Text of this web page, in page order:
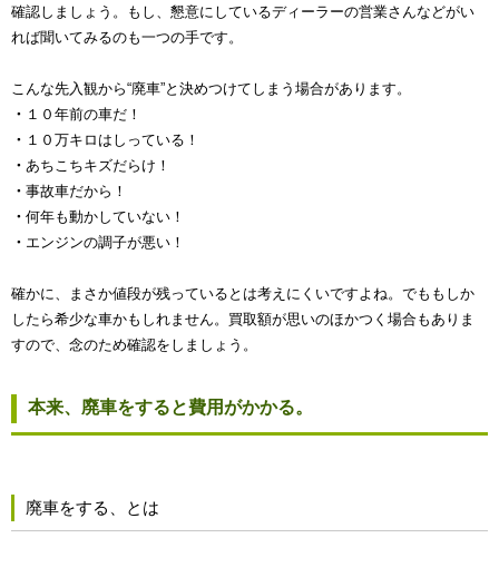
確認しましょう。もし、懇意にしているディーラーの営業さんなどがい
れば聞いてみるのも一つの手です。
こんな先入観から“廃車”と決めつけてしまう場合があります。
・ １０年前の車だ！
・ １０万キロはしっている！
・ あちこちキズだらけ！
・ 事故車だから！
・ 何年も動かしていない！
・ エンジンの調子が悪い！
確かに、まさか値段が残っているとは考えにくいですよね。でももしか
したら希少な車かもしれません。買取額が思いのほかつく場合もありま
すので、念のため確認をしましょう。
本来、廃車をすると費用がかかる。
廃車をする、とは